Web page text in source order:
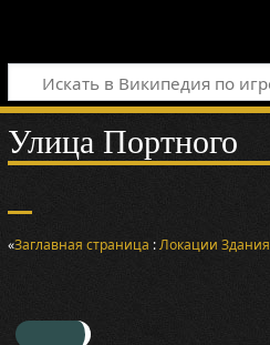
Улица Портного
«Заглавная страница :Локации Здания